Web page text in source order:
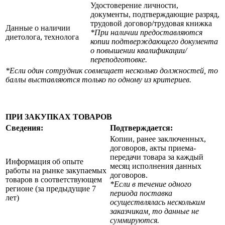
Данные о наличии
диетолога, технолога
Удостоверение личности,
документы, подтверждающие разряд,
трудовой договор/трудовая книжка
*При наличии предоставляются
копии подтверждающего документа
о повышении квалификации/
переподготовке.
*Если один сотрудник совмещает несколько должностей, то
баллы выставляются только по одному из критериев.
ПРИ ЗАКУПКАХ ТОВАРОВ
Сведения:
Подтверждается:
Информация об опыте
работы на рынке закупаемых
товаров в соответствующем
регионе (за предыдущие 7
лет)
Копии, ранее заключенных,
договоров, акты приема-
передачи товара за каждый
месяц исполнения данных
договоров.
*Если в течение одного
периода поставка
осуществлялась нескольким
заказчикам, то данные не
суммируются.